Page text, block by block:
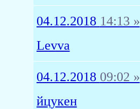
04.12.2018 14:13 »
Levva
04.12.2018 09:02 »
йцукeн